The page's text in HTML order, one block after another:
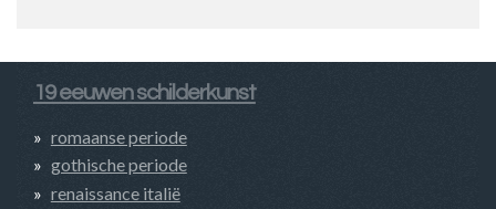
19 eeuwen schilderkunst
romaanse periode
gothische periode
renaissance italië